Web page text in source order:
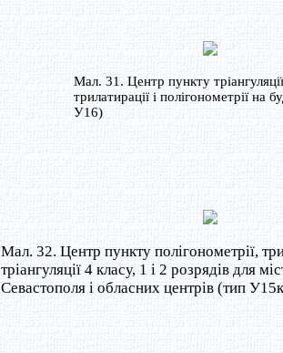
Мал. 31. Центр пункту
трилатирації і полігонометрії на
У16)
Мал. 32. Центр пункту полігонометрії,
тріангуляції 4 класу, 1 і 2 розрядів для
Севастополя і обласних центрів (тип